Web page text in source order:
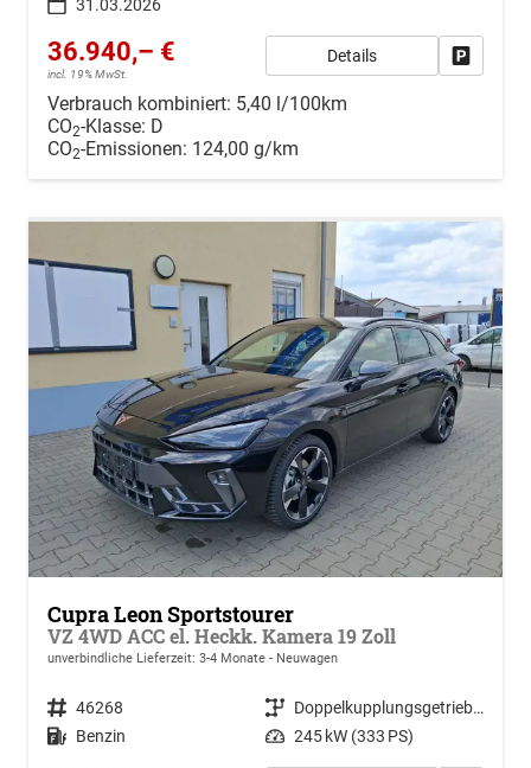
31.03.2026
36.940,– €
incl. 19% MwSt.
Details
Verbrauch kombiniert: 5,40 l/100km
CO2-Klasse: D
CO2-Emissionen: 124,00 g/km
Cupra Leon Sportstourer
VZ 4WD ACC el. Heckk. Kamera 19 Zoll
unverbindliche Lieferzeit: 3-4 Monate Neuwagen
Fahrzeugnr. 46268 Getriebe
Doppelkupplungsgetriebe (DSG)
Kraftstoff Benzin Leistung 245 kW (333 PS)